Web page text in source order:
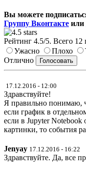
Вы можете
Группу Вконтакте или
Рейтинг 4.5/5. Всего 12
Ужасно
Плохо
Отлично
17.12.2016 - 12:00
Здравствуйте!
Я правильно понимаю,
если график в
если в Jupyter Notebook
картинки, то события
Jenyay 17.12.2016 - 16:22
Здравствуйте. Да, все